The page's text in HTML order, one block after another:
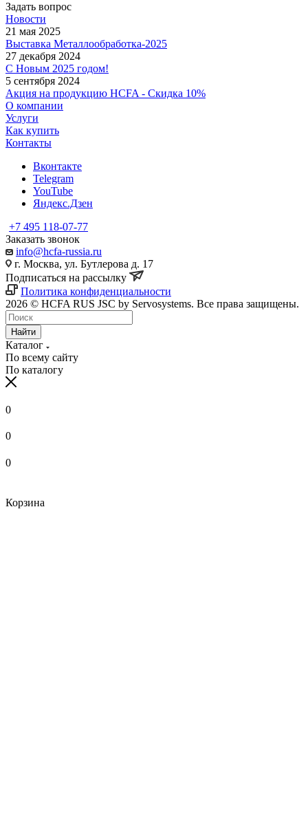
Задать вопрос
Новости
21 мая 2025
Выставка Металлообработка-2025
27 декабря 2024
С Новым 2025 годом!
5 сентября 2024
Акция на продукцию HCFA - Скидка 10%
О компании
Услуги
Как купить
Контакты
Вконтакте
Telegram
YouTube
Яндекс.Дзен
+7 495 118-07-77
Заказать звонок
info@hcfa-russia.ru
г. Москва, ул. Бутлерова д. 17
Подписаться на рассылку
Политика конфиденциальности
2026 © HCFA RUS JSC by Servosystems. Все права защищены.
Найти
Каталог
По всему сайту
По каталогу
0
0
0
Корзина